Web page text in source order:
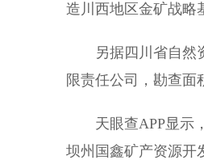
造川西地区金矿战略
另据四川省自然
限责任公司，勘查面
天眼查APP显示
坝州国鑫矿产资源开